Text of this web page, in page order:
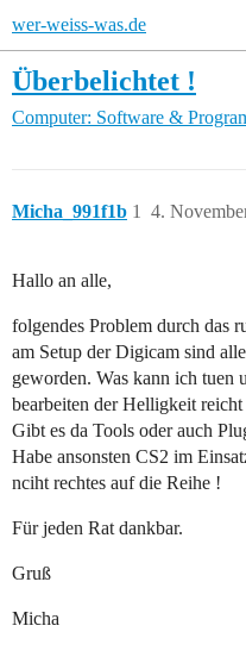
wer-weiss-was.de
Überbelichtet !
Computer: Software &
Micha_991f1b 4.
1
Hallo an alle,
folgendes Problem durch das
am Setup der Digicam sind
geworden. Was kann ich tuen
bearbeiten der Helligkeit
Gibt es da Tools oder auch
Habe ansonsten CS2 im
nciht rechtes auf die Reihe !
Für jeden Rat dankbar.
Gruß
Micha